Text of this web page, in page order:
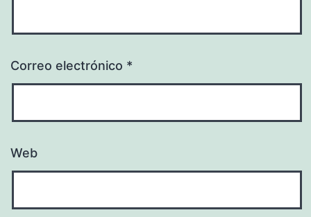
Correo electrónico *
Web